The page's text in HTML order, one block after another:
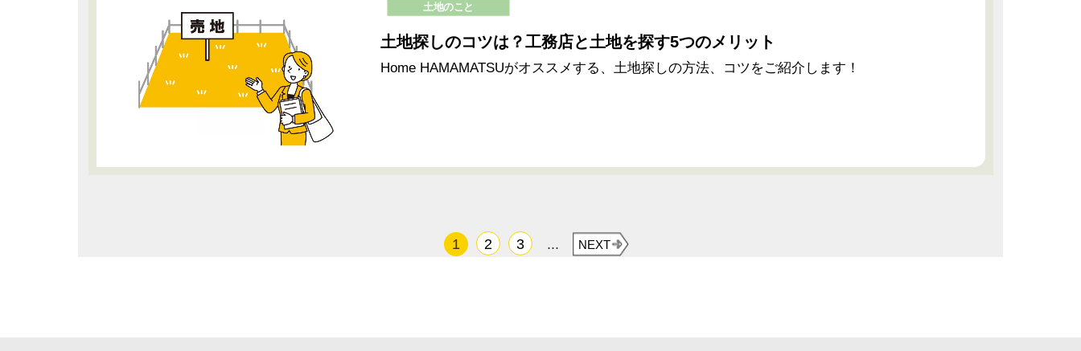
土地のこと
土地探しのコツは？工務店と土地を探す5つのメリット
Home HAMAMATSUがオススメする、土地探しの方法、コツをご紹介します！
1 2 3 ... NEXT